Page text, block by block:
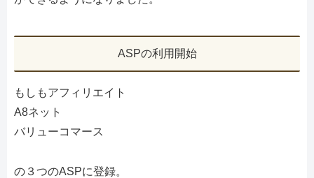
ASPの利用開始
もしもアフィリエイト
A8ネット
バリューコマース
の３つのASPに登録。